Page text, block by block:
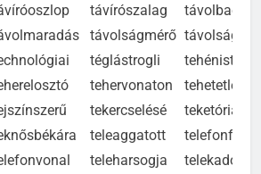
távírószalag
távolságmérő
téglástrogli
tehénistálló
tehervonaton
tehetetlenné
tekercselésé
teketóriázik
teleaggatott
telefonfülke
teleharsogja